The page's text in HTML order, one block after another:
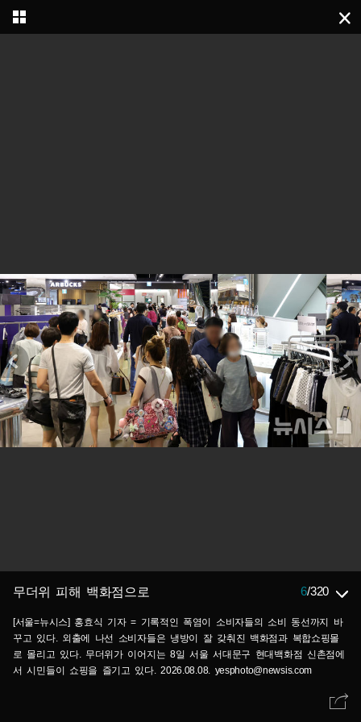
무더위 피해 백화점으로 6/320
[서울=뉴시스] 홍효식 기자 = 기록적인 폭염이 소비자들의 소비 동선까지 바
꾸고 있다. 외출에 나선 소비자들은 냉방이 잘 갖춰진 백화점과 복합쇼핑몰
로 몰리고 있다. 무더위가 이어지는 8일 서울 서대문구 현대백화점 신촌점에
서 시민들이 쇼핑을 즐기고 있다. 2026.08.08. yesphoto@newsis.com